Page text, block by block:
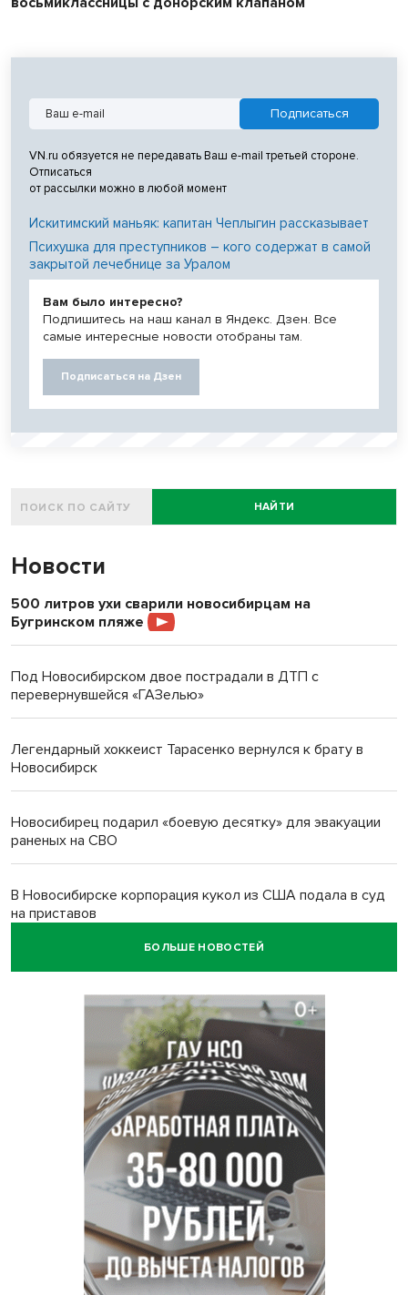
VN.ru обязуется не передавать Ваш e-mail третьей стороне.
Отписаться
от рассылки можно в любой момент
Искитимский маньяк: капитан Чеплыгин рассказывает
Психушка для преступников – кого содержат в самой
закрытой лечебнице за Уралом
Вам было интересно?
Подпишитесь на наш канал в Яндекс. Дзен. Все
самые интересные новости отобраны там.
Подписаться на Дзен
НАЙТИ
Новости
500 литров ухи сварили новосибирцам на
Бугринском пляже
Под Новосибирском двое пострадали в ДТП с
перевернувшейся «ГАЗелью»
Легендарный хоккеист Тарасенко вернулся к брату в
Новосибирск
Новосибирец подарил «боевую десятку» для эвакуации
раненых на СВО
В Новосибирске корпорация кукол из США подала в суд
на приставов
БОЛЬШЕ НОВОСТЕЙ